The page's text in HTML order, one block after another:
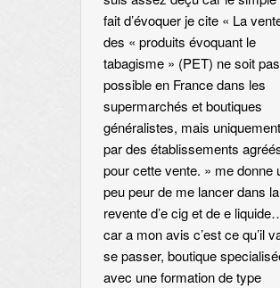
fait d’évoquer je cite « La
des « produits évoquant le
tabagisme » (PET) ne soit pas
possible en France dans les
supermarchés et boutiques
généralistes, mais uniquement
par des établissements
pour cette vente. » me donne
peu peur de me lancer dans la
revente d’e cig et de e
car a mon avis c’est ce qu’il
se passer, boutique
avec une formation de type